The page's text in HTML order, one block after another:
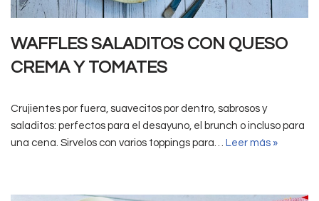
WAFFLES SALADITOS CON QUESO
CREMA Y TOMATES
Crujientes por fuera, suavecitos por dentro, sabrosos y
saladitos: perfectos para el desayuno, el brunch o incluso para
una cena. Sirvelos con varios toppings para… Leer más »